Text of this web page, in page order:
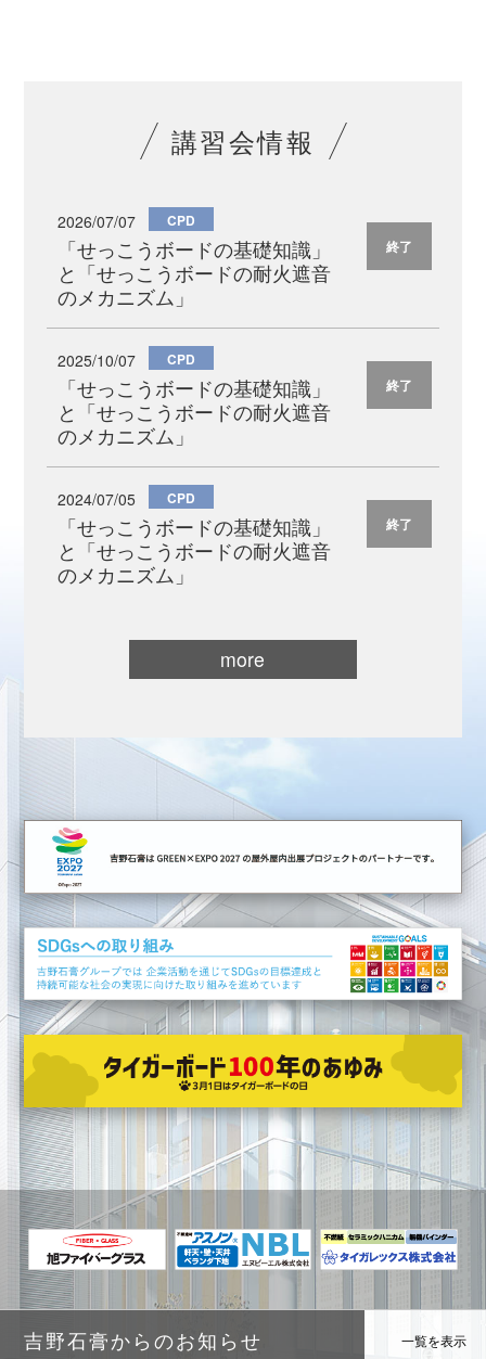
講習会情報
2026/07/07 CPD
「せっこうボードの基礎知識」
と「せっこうボードの耐火遮音
のメカニズム」
終了
2025/10/07 CPD
「せっこうボードの基礎知識」
と「せっこうボードの耐火遮音
のメカニズム」
終了
2024/07/05 CPD
「せっこうボードの基礎知識」
と「せっこうボードの耐火遮音
のメカニズム」
終了
more
吉野石膏からのお知らせ 一覧を表示